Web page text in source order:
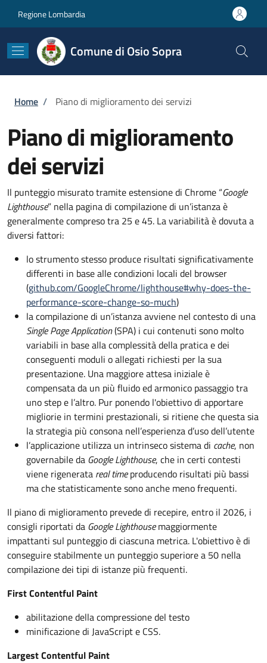
Regione Lombardia
Comune di Osio Sopra
Briciole di pane
Home / Piano di miglioramento dei servizi
Piano di miglioramento
dei servizi
Il punteggio misurato tramite estensione di Chrome “Google
Lighthouse” nella pagina di compilazione di un’istanza è
generalmente compreso tra 25 e 45. La variabilità è dovuta a
diversi fattori:
lo strumento stesso produce risultati significativamente
differenti in base alle condizioni locali del browser
(github.com/GoogleChrome/lighthouse#why-does-the-
performance-score-change-so-much)
la compilazione di un’istanza avviene nel contesto di una
Single Page Application(SPA) i cui contenuti sono molto
variabili in base alla complessità della pratica e dei
conseguenti moduli o allegati richiesti per la sua
presentazione. Una maggiore attesa iniziale è
compensata da un più fluido ed armonico passaggio tra
uno step e l’altro. Pur ponendo l'obiettivo di apportare
migliorie in termini prestazionali, si ritiene che questa sia
la strategia più consona nell’esperienza d’uso dell’utente
l’applicazione utilizza un intrinseco sistema di cache, non
governabile da Google Lighthouse, che in certi contesti
viene rigenerata real timeproducendo risultati più bassi
ma che statisticamente sono anche meno frequenti.
Il piano di miglioramento prevede di recepire, entro il 2026, i
consigli riportati da Google Lighthousemaggiormente
impattanti sul punteggio di ciascuna metrica. L'obiettivo è di
conseguire stabilmente un punteggio superiore a 50 nella
compilazione dei tipi di istanze più frequenti.
First Contentful Paint
abilitazione della compressione del testo
minificazione di JavaScript e CSS.
Largest Contentful Paint